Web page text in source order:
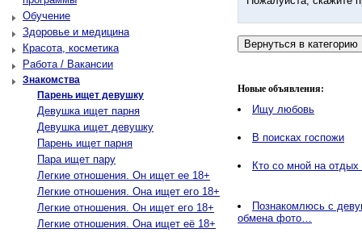
Обучение
Здоровье и медицина
Красота, косметика
Работа / Вакансии
Знакомства
Парень ищет девушку
Девушка ищет парня
Девушка ищет девушку
Парень ищет парня
Пара ищет пару
Легкие отношения. Он ищет ее 18+
Легкие отношения. Она ищет его 18+
Легкие отношения. Он ищет его 18+
Легкие отношения. Она ищет её 18+
Новые объявления:
Ищу любовь
В поисках госпожи
Кто со мной на
Познакомлюсь с
обмена фото…